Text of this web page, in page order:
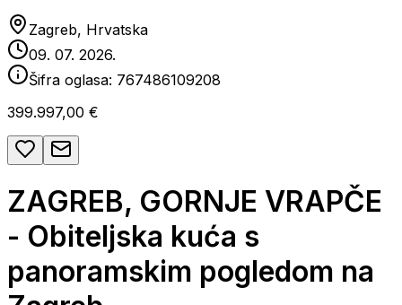
Zagreb, Hrvatska
09. 07. 2026.
Šifra oglasa: 767486109208
399.997,00 €
ZAGREB, GORNJE VRAPČE
- Obiteljska kuća s
panoramskim pogledom na